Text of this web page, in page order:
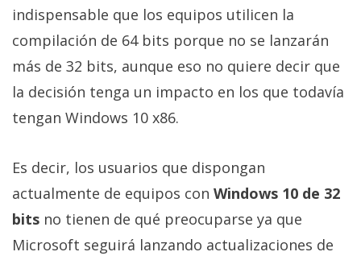
Contacto
/
Sobre
nosotros
/
Publicidad
Cambiar
opciones
de
privacidad
/
indispensable que los equipos utilicen la
compilación de 64 bits porque no se lanzarán
más de 32 bits, aunque eso no quiere decir que
la decisión tenga un impacto en los que todavía
tengan Windows 10 x86.
Es decir, los usuarios que dispongan
actualmente de equipos con Windows 10 de 32
bits no tienen de qué preocuparse ya que
Microsoft seguirá lanzando actualizaciones de